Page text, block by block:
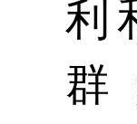
利
群